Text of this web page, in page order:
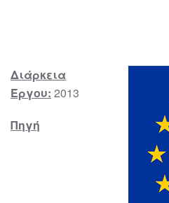
Διάρκεια
Έργου: 2013
Πηγή